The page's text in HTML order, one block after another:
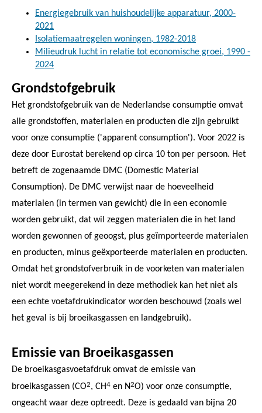
Energiegebruik van huishoudelijke apparatuur, 2000-
2021
Isolatiemaatregelen woningen, 1982-2018
Milieudruk lucht in relatie tot economische groei, 1990 -
2024
Grondstofgebruik
Het grondstofgebruik van de Nederlandse consumptie omvat
alle grondstoffen, materialen en producten die zijn gebruikt
voor onze consumptie ('apparent consumption'). Voor 2022 is
deze door Eurostat berekend op circa 10 ton per persoon. Het
betreft de zogenaamde DMC (Domestic Material
Consumption). De DMC verwijst naar de hoeveelheid
materialen (in termen van gewicht) die in een economie
worden gebruikt, dat wil zeggen materialen die in het land
worden gewonnen of geoogst, plus geïmporteerde materialen
en producten, minus geëxporteerde materialen en producten.
Omdat het grondstofverbruik in de voorketen van materialen
niet wordt meegerekend in deze methodiek kan het niet als
een echte voetafdrukindicator worden beschouwd (zoals wel
het geval is bij broeikasgassen en landgebruik).
Emissie van Broeikasgassen
De broeikasgasvoetafdruk omvat de emissie van
broeikasgassen (CO2, CH4 en N2O) voor onze consumptie,
ongeacht waar deze optreedt. Deze is gedaald van bijna 20